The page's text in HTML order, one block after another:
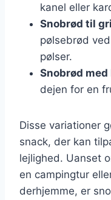
kanel eller
Snobrød til
pølsebrød
pølser.
Snobrød
dejen for en
Disse variationer
snack, der kan
lejlighed. Uanset
en campingtur
derhjemme, er